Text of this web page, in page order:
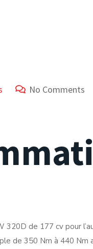
No Comments
320D de 177 cv pour
de 350 Nm à 440 Nm